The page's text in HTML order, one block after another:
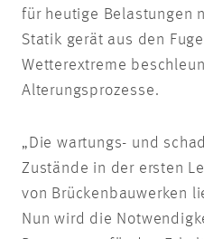
für heutige Belastungen
Statik gerät aus den
Wetterextreme
Alterungsprozesse.
„Die wartungs- und
Zustände in der ersten
von Brückenbauwerken
Nun wird die